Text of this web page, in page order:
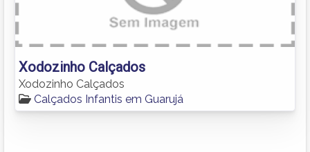
Xodozinho Calçados
Xodozinho Calçados
Calçados Infantis em Guarujá